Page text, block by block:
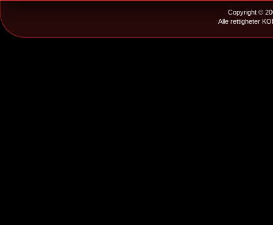
Copyright ©
Alle rettigheter